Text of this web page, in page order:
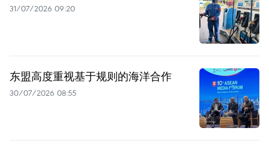
31/07/2026 09:20
东盟高度重视基于规则的海洋合作
30/07/2026 08:55